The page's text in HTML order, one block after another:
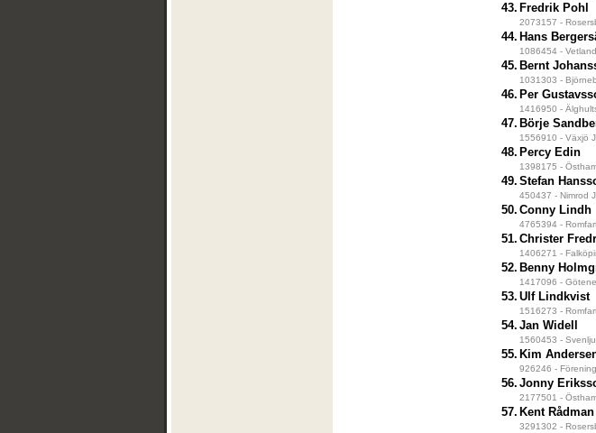
43. Fredrik Pohl
2073157 -
44. Hans
1086454 -
45. Bernt
1031303 -
46. Per
1416950 -
47. Börje
1556910 - Växjö
48. Percy Edin
1398175 -
49. Stefan
450437 - Nimrod
50. Conny Lindh
4765394 -
51. Christer
1406271 -
52. Benny
1417096 -
53. Ulf Lindkvist
1516273 -
54. Jan Widell
1560453 -
55. Kim
926246 -
56. Jonny
2177501 -
57. Kent Rådman
3291302 -